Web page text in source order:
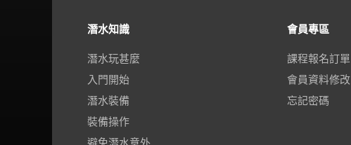
潛水知識
潛水玩甚麼
入門開始
潛水裝備
裝備操作
會員專區
課程報名訂單
會員資料修改
忘記密碼